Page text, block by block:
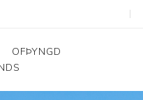
OFÞYNGD